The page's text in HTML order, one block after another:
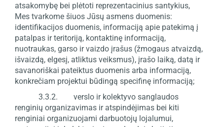
atsakomybę bei plėtoti reprezentacinius santykius,
Mes tvarkome šiuos Jūsų asmens duomenis:
identifikacijos duomenis, informaciją apie patekimą į
patalpas ir teritoriją, kontaktinę informaciją,
nuotraukas, garso ir vaizdo įrašus (žmogaus atvaizdą,
išvaizdą, elgesį, atliktus veiksmus), įrašo laiką, datą ir
savanoriškai pateiktus duomenis arba informaciją,
konkrečiam projektui būdingą specifinę informaciją;
3.3.2. verslo ir kolektyvo sanglaudos
renginių organizavimas ir atspindėjimas bei kiti
renginiai organizuojami darbuotojų lojalumui,